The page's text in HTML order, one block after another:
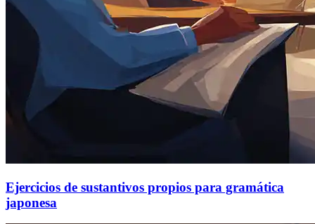
Ejercicios de sustantivos propios para gramática
japonesa